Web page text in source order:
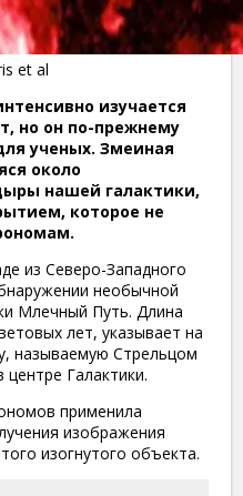
et al
изучается
но он по-прежнему
ученых. Змеиная
около
нашей галактики,
которое не
из Северо-Западного
необычной
Млечный Путь. Длина
лет, указывает на
называемую Стрельцом
Галактики.
применила
изображения
изогнутого объекта.